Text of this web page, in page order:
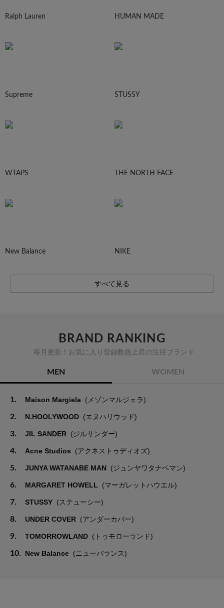
Ralph Lauren HUMAN MADE
Supreme STUSSY
WTAPS THE NORTH FACE
New Balance NIKE
すべて見る
BRAND RANKING
毎月更新！お気に入り登録数急上昇の注目ブランド
MEN WOMEN
1. Maison Margiela (メゾンマルジェラ)
2. N.HOOLYWOOD (エヌハリウッド)
3. JIL SANDER (ジルサンダー)
4. Acne Studios (アクネストゥディオズ)
5. JUNYA WATANABE MAN (ジュンヤワタナベマン)
6. MARGARET HOWELL (マーガレットハウエル)
7. STUSSY (ステューシー)
8. UNDER COVER (アンダーカバー)
9. TOMORROWLAND (トゥモローランド)
10. New Balance (ニューバランス)